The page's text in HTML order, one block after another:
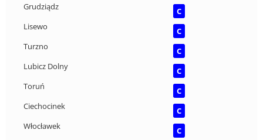
Grudziądz
C
Lisewo
C
Turzno
C
Lubicz Dolny
C
Toruń
C
Ciechocinek
C
Włocławek
C